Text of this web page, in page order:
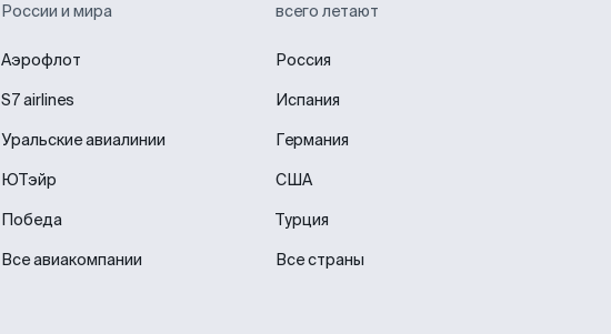
России и мира
Аэрофлот
S7 airlines
Уральские авиалинии
ЮТэйр
Победа
Все авиакомпании
всего летают
Россия
Испания
Германия
США
Турция
Все страны